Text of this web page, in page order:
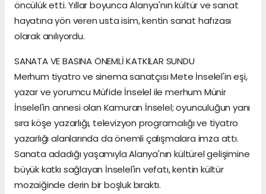
öncülük etti. Yıllar boyunca Alanya'nın kültür ve sanat
hayatına yön veren usta isim, kentin sanat hafızası
olarak anılıyordu.
SANATA VE BASINA ÖNEMLİ KATKILAR SUNDU
Merhum tiyatro ve sinema sanatçısı Mete İnselel'in eşi,
yazar ve yorumcu Müfide İnselel ile merhum Münir
İnselel'in annesi olan Kamuran İnselel; oyunculuğun yanı
sıra köşe yazarlığı, televizyon programcılığı ve tiyatro
yazarlığı alanlarında da önemli çalışmalara imza attı.
Sanata adadığı yaşamıyla Alanya'nın kültürel gelişimine
büyük katkı sağlayan İnselel'in vefatı, kentin kültür
mozaiğinde derin bir boşluk bıraktı.